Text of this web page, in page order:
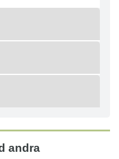
andra